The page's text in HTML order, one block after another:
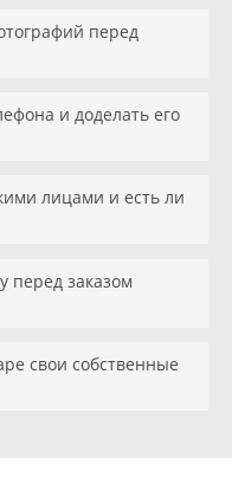
перед
и доделать его
лицами и есть ли
перед заказом
свои собственные